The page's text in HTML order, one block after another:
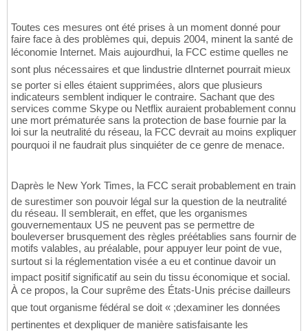
Toutes ces mesures ont été prises à un moment donné pour
faire face à des problèmes qui, depuis 2004, minent la santé de
léconomie Internet. Mais aujourdhui, la FCC estime quelles ne
sont plus nécessaires et que lindustrie dInternet pourrait mieux
se porter si elles étaient supprimées, alors que plusieurs
indicateurs semblent indiquer le contraire. Sachant que des
services comme Skype ou Netflix auraient probablement connu
une mort prématurée sans la protection de base fournie par la
loi sur la neutralité du réseau, la FCC devrait au moins expliquer
pourquoi il ne faudrait plus sinquiéter de ce genre de menace.
Daprès le New York Times, la FCC serait probablement en train
de surestimer son pouvoir légal sur la question de la neutralité
du réseau. Il semblerait, en effet, que les organismes
gouvernementaux US ne peuvent pas se permettre de
bouleverser brusquement des règles préétablies sans fournir de
motifs valables, au préalable, pour appuyer leur point de vue,
surtout si la réglementation visée a eu et continue davoir un
impact positif significatif au sein du tissu économique et social.
À ce propos, la Cour suprême des États-Unis précise dailleurs
que tout organisme fédéral se doit « ;dexaminer les données
pertinentes et dexpliquer de manière satisfaisante les